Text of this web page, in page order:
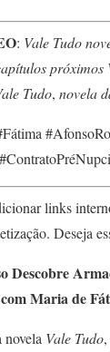
: Vale Tudo
próximos
Tudo, novela
links
Deseja
Descobre
Maria de
novela Vale Tudo